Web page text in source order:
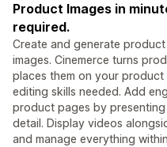
Product Images in
required.
Create and generate
images. Cinemerce turns
places them on your
editing skills needed. Add
product pages by
detail. Display videos
and manage everything